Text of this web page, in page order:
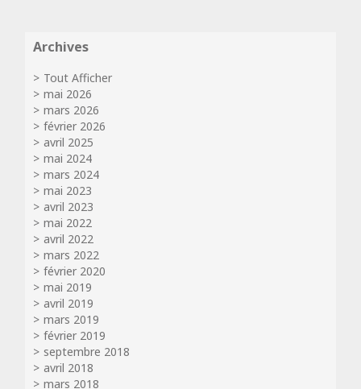
Archives
Tout Afficher
mai 2026
mars 2026
février 2026
avril 2025
mai 2024
mars 2024
mai 2023
avril 2023
mai 2022
avril 2022
mars 2022
février 2020
mai 2019
avril 2019
mars 2019
février 2019
septembre 2018
avril 2018
mars 2018